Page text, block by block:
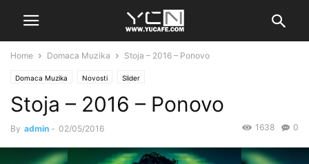
Home Domaca Muzika Stoja – 2016 – Ponovo
Domaca Muzika Novosti Slider
Stoja – 2016 – Ponovo
By admin - 02/05/2016 0
1638